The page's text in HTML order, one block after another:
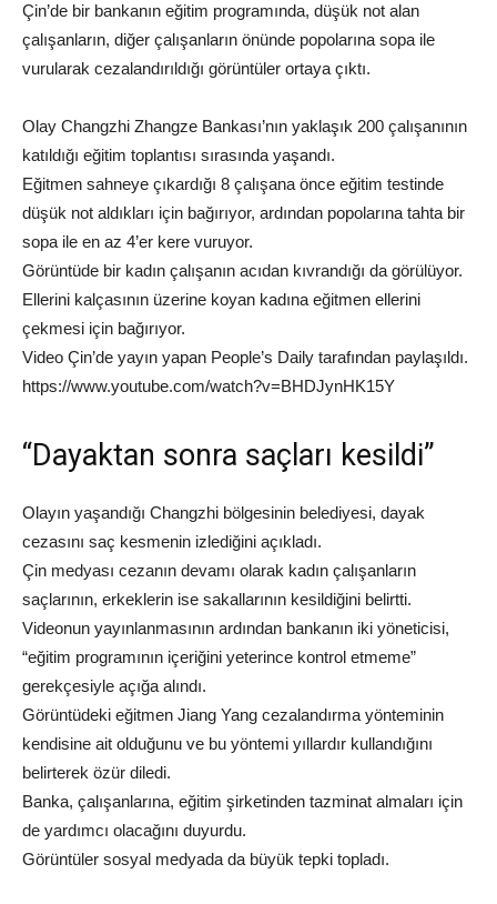
Çin’de bir bankanın eğitim programında, düşük not alan
çalışanların, diğer çalışanların önünde popolarına sopa ile
vurularak cezalandırıldığı görüntüler ortaya çıktı.
Olay Changzhi Zhangze Bankası’nın yaklaşık 200 çalışanının
katıldığı eğitim toplantısı sırasında yaşandı.
Eğitmen sahneye çıkardığı 8 çalışana önce eğitim testinde
düşük not aldıkları için bağırıyor, ardından popolarına tahta bir
sopa ile en az 4’er kere vuruyor.
Görüntüde bir kadın çalışanın acıdan kıvrandığı da görülüyor.
Ellerini kalçasının üzerine koyan kadına eğitmen ellerini
çekmesi için bağırıyor.
Video Çin’de yayın yapan People’s Daily tarafından paylaşıldı.
https://www.youtube.com/watch?v=BHDJynHK15Y
“Dayaktan sonra saçları kesildi”
Olayın yaşandığı Changzhi bölgesinin belediyesi, dayak
cezasını saç kesmenin izlediğini açıkladı.
Çin medyası cezanın devamı olarak kadın çalışanların
saçlarının, erkeklerin ise sakallarının kesildiğini belirtti.
Videonun yayınlanmasının ardından bankanın iki yöneticisi,
“eğitim programının içeriğini yeterince kontrol etmeme”
gerekçesiyle açığa alındı.
Görüntüdeki eğitmen Jiang Yang cezalandırma yönteminin
kendisine ait olduğunu ve bu yöntemi yıllardır kullandığını
belirterek özür diledi.
Banka, çalışanlarına, eğitim şirketinden tazminat almaları için
de yardımcı olacağını duyurdu.
Görüntüler sosyal medyada da büyük tepki topladı.